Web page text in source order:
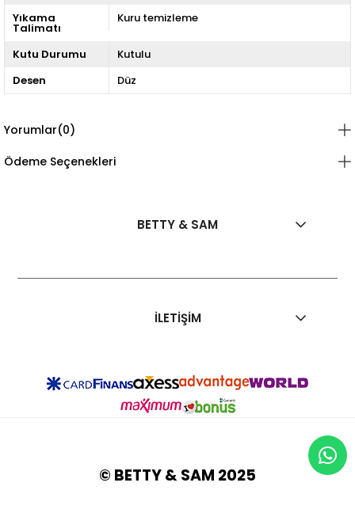
Yıkama
Talimatı
Kuru temizleme
Kutu Durumu
Kutulu
Desen
Düz
Yorumlar(0)
Ödeme Seçenekleri
BETTY & SAM
İLETİŞİM
© BETTY & SAM 2025